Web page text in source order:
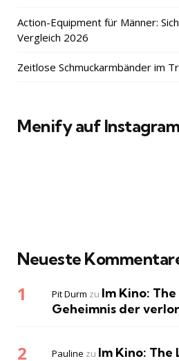
Action-Equipment für Männer:
Vergleich 2026
Zeitlose Schmuckarmbänder im
Menify auf Instagram
Neueste
Pit Durm zu Im Kino:
Geheimnis der
Pauline zu Im Kino: The